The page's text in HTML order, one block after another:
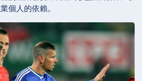
個人的依賴。